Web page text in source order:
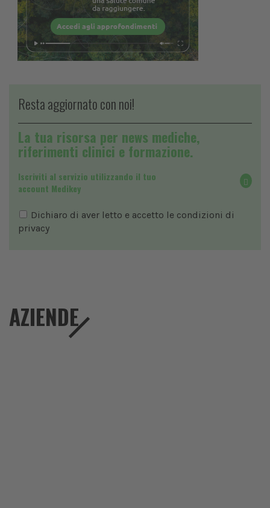
Resta aggiornato con noi!
La tua risorsa per news mediche,
riferimenti clinici e formazione.
Iscriviti al servizio utilizzando il tuo
account Medikey
Dichiaro di aver letto e accetto le condizioni di
privacy
AZIENDE